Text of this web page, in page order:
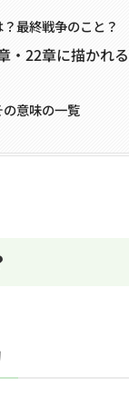
最終戦争のこと？
・22章に描かれ
意味の一覧